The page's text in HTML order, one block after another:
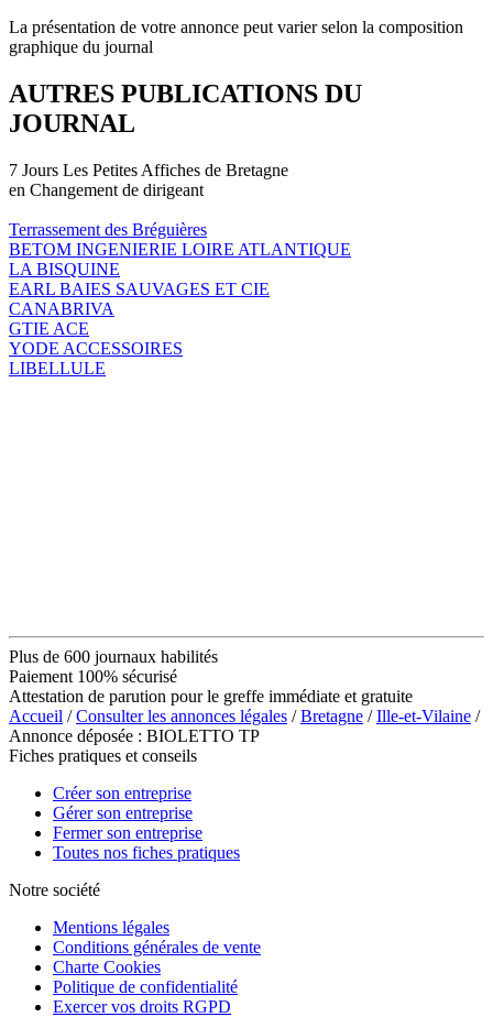
La présentation de votre annonce peut varier selon la composition
graphique du journal
AUTRES PUBLICATIONS DU
JOURNAL
7 Jours Les Petites Affiches de Bretagne
en Changement de dirigeant
Terrassement des Bréguières
BETOM INGENIERIE LOIRE ATLANTIQUE
LA BISQUINE
EARL BAIES SAUVAGES ET CIE
CANABRIVA
GTIE ACE
YODE ACCESSOIRES
LIBELLULE
Plus de 600 journaux habilités
Paiement 100% sécurisé
Attestation de parution pour le greffe immédiate et gratuite
Accueil /Consulter les annonces légales /Bretagne /Ille-et-Vilaine /
Annonce déposée : BIOLETTO TP
Fiches pratiques et conseils
Créer son entreprise
Gérer son entreprise
Fermer son entreprise
Toutes nos fiches pratiques
Notre société
Mentions légales
Conditions générales de vente
Charte Cookies
Politique de confidentialité
Exercer vos droits RGPD